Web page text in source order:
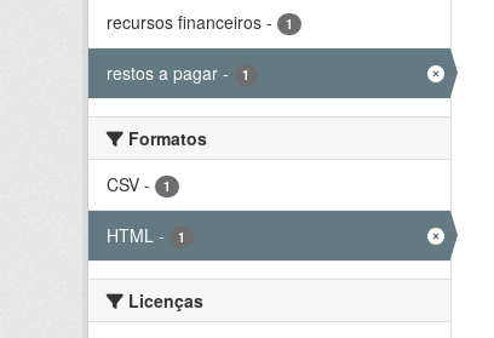
recursos financeiros - 1
restos a pagar - 1
Formatos
CSV - 1
HTML - 1
Licenças